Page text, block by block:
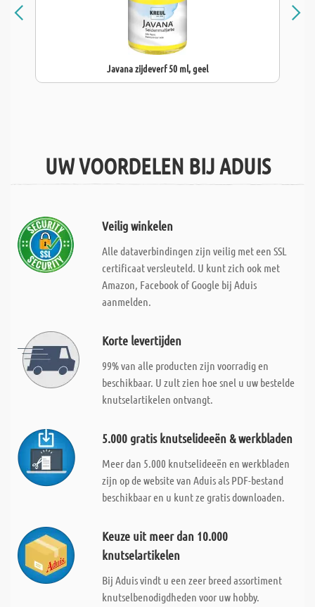
Javana zijdeverf 50 ml, geel
UW VOORDELEN BIJ ADUIS
Veilig winkelen
Alle dataverbindingen zijn veilig met een SSL
certificaat versleuteld. U kunt zich ook met
Amazon, Facebook of Google bij Aduis
aanmelden.
Korte levertijden
99% van alle producten zijn voorradig en
beschikbaar. U zult zien hoe snel u uw bestelde
knutselartikelen ontvangt.
5.000 gratis knutselideeën & werkbladen
Meer dan 5.000 knutselideeën en werkbladen
zijn op de website van Aduis als PDF-bestand
beschikbaar en u kunt ze gratis downloaden.
Keuze uit meer dan 10.000
knutselartikelen
Bij Aduis vindt u een zeer breed assortiment
knutselbenodigdheden voor uw hobby.